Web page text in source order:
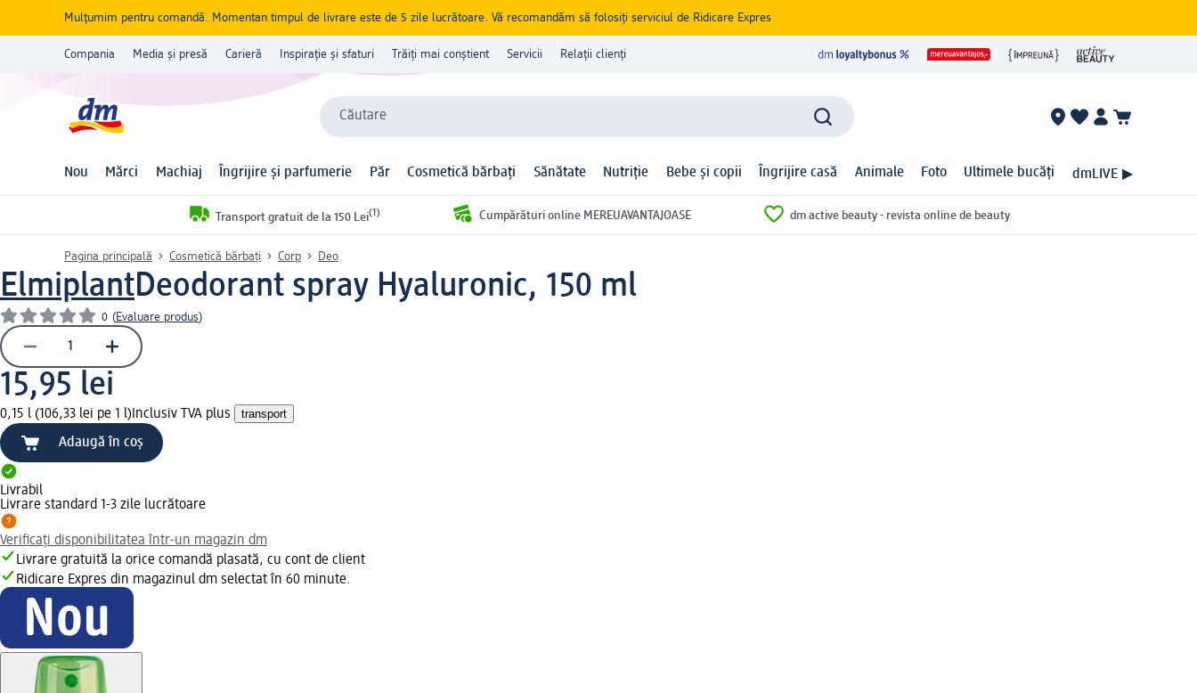
Mulțumim pentru comandă. Momentan timpul de livrare este de 5 zile lucrătoare. Vă recomandăm să folosiți serviciul de Ridicare Expres
Compania Media și presă Carieră Inspirație și sfaturi Trăiți mai conștient Servicii Relații clienți
Căutare
Nou Mărci Machiaj Îngrijire și parfumerie Păr Cosmetică bărbați Sănătate Nutriție Bebe și copii Îngrijire casă Animale Foto Ultimele bucăți dmLIVE ▶
Transport gratuit de la 150 Lei(1) Cumpărături online MEREUAVANTAJOASE dm active beauty - revista online de beauty
Pagina principală Cosmetică bărbați Corp Deo
ElmiplantDeodorant spray Hyaluronic, 150 ml
0 (Evaluare produs)
15,95 lei
0,15 l (106,33 lei pe 1 l) Inclusiv TVA plus transport
Adaugă în coș
Livrabil
Livrare standard 1-3 zile lucrătoare
Verificați disponibilitatea într-un magazin dm
Livrare gratuită la orice comandă plasată, cu cont de client
Ridicare Expres din magazinul dm selectat în 60 minute.